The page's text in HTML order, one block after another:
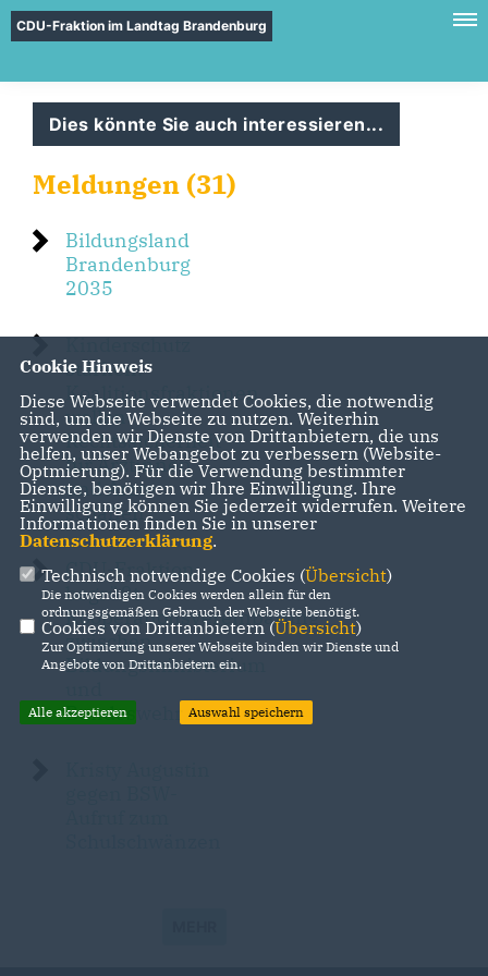
CDU-Fraktion im Landtag Brandenburg
Dies könnte Sie auch interessieren...
Meldungen (31)
Bildungsland
Brandenburg
2035
Kinderschutz
stärken:
Koalitionsfraktionen
wollen
Rechtssicherheit
für Ärztinnen
und Ärzte
schaffen
CDU-Fraktion
begrüßt
Kooperationsvereinbarung
zwischen
Bildungsministerium
Bundeswehr
Cookie Hinweis
Diese Webseite verwendet Cookies, die notwendig
sind, um die Webseite zu nutzen. Weiterhin
verwenden wir Dienste von Drittanbietern, die uns
helfen, unser Webangebot zu verbessern (Website-
Optmierung). Für die Verwendung bestimmter
Dienste, benötigen wir Ihre Einwilligung. Ihre
Einwilligung können Sie jederzeit widerrufen. Weitere
Informationen finden Sie in unserer
Datenschutzerklärung.
Technisch notwendige Cookies (Übersicht)
Die notwendigen Cookies werden allein für den
ordnungsgemäßen Gebrauch der Webseite benötigt.
Cookies von Drittanbietern (Übersicht)
Zur Optimierung unserer Webseite binden wir Dienste und
Angebote von Drittanbietern ein.
Alle akzeptieren Auswahl speichern